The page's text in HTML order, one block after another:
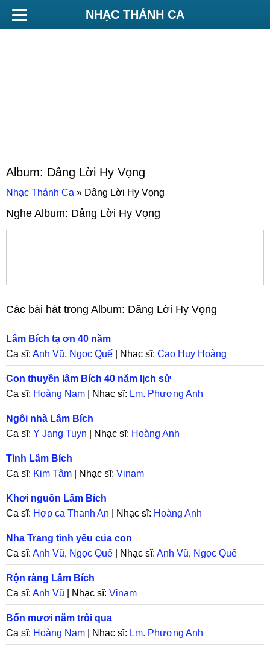
NHẠC THÁNH CA
Album: Dâng Lời Hy Vọng
Nhạc Thánh Ca » Dâng Lời Hy Vọng
Nghe Album: Dâng Lời Hy Vọng
Các bài hát trong Album: Dâng Lời Hy Vọng
Lâm Bích tạ ơn 40 năm
Ca sĩ: Anh Vũ, Ngọc Quế | Nhạc sĩ: Cao Huy Hoàng
Con thuyền lâm Bích 40 năm lịch sử
Ca sĩ: Hoàng Nam | Nhạc sĩ: Lm. Phương Anh
Ngôi nhà Lâm Bích
Ca sĩ: Y Jang Tuyn | Nhạc sĩ: Hoàng Anh
Tình Lâm Bích
Ca sĩ: Kim Tâm | Nhạc sĩ: Vinam
Khơi nguồn Lâm Bích
Ca sĩ: Hợp ca Thanh An | Nhạc sĩ: Hoàng Anh
Nha Trang tình yêu của con
Ca sĩ: Anh Vũ, Ngọc Quế | Nhạc sĩ: Anh Vũ, Ngọc Quế
Rộn ràng Lâm Bích
Ca sĩ: Anh Vũ | Nhạc sĩ: Vinam
Bốn mươi năm trôi qua
Ca sĩ: Hoàng Nam | Nhạc sĩ: Lm. Phương Anh